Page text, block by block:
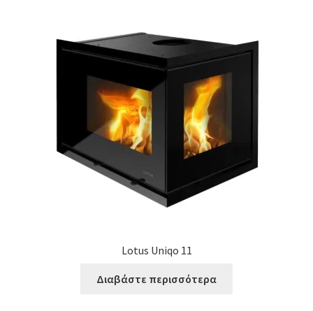
Lotus Uniqo 11
Διαβάστε περισσότερα